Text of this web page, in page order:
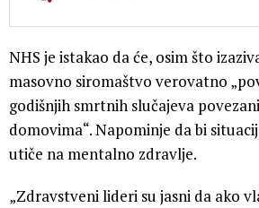
NHS je istakao da će, osim što
masovno siromaštvo verovatno
godišnjih smrtnih slučajeva
domovima“. Napominje da bi
utiče na mentalno zdravlje.
„Zdravstveni lideri su jasni da ako